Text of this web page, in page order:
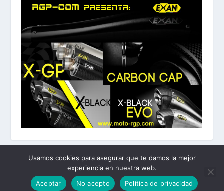
Elegant Themes| Desarrollado por WordPress
Usamos cookies para asegurar que te damos la mejor
experiencia en nuestra web.
Aceptar
No acepto Política de privacidad